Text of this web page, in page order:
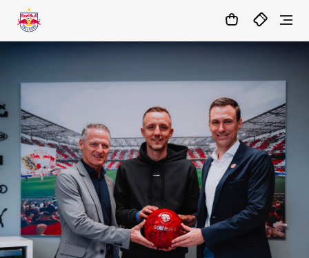
1:11:29 MATCHCENTER